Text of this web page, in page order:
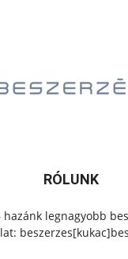
RÓLUNK
hazánk legnagyobb